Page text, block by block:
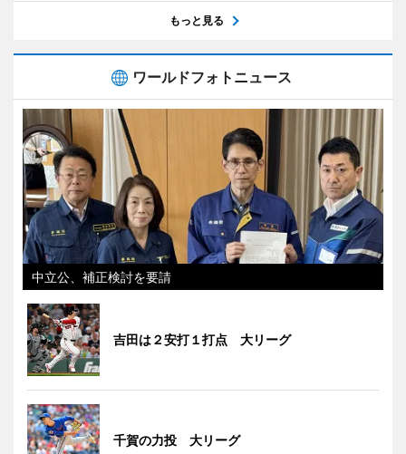
もっと見る
ワールドフォトニュース
中立公、補正検討を要請
吉田は２安打１打点 大リーグ
千賀の力投 大リーグ